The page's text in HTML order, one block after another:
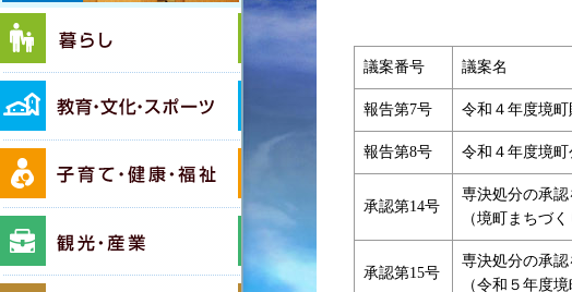
暮らし
教育・文化・スポーツ
子育て・健康・福祉
町政情報
議案番号 議案名
報告第7号 令和４年度境
報告第8号 令和４年度境
承認第14号
専決処分の承
（境町まちづ
承認第15号
専決処分の承
（令和５年度